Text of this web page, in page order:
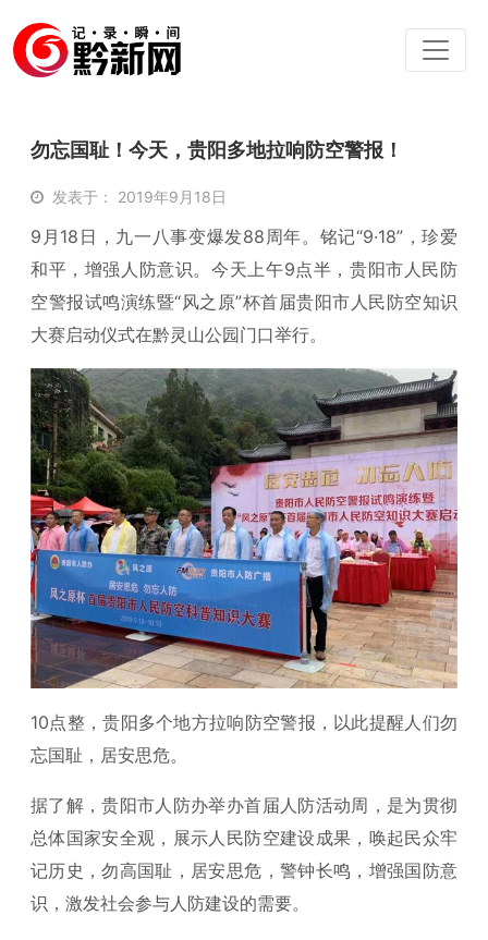
勿忘国耻！今天，贵阳多地拉响防空警报！
发表于： 2019年9月18日
9月18日，九一八事变爆发88周年。铭记“9·18”，珍爱
和平，增强人防意识。今天上午9点半，贵阳市人民防
空警报试鸣演练暨“风之原”杯首届贵阳市人民防空知识
大赛启动仪式在黔灵山公园门口举行。
10点整，贵阳多个地方拉响防空警报，以此提醒人们勿
忘国耻，居安思危。
据了解，贵阳市人防办举办首届人防活动周，是为贯彻
总体国家安全观，展示人民防空建设成果，唤起民众牢
记历史，勿高国耻，居安思危，警钟长鸣，增强国防意
识，激发社会参与人防建设的需要。